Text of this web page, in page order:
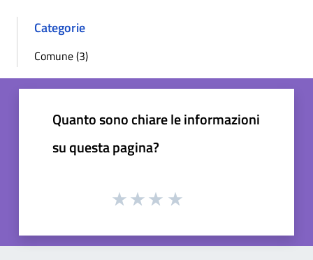
Categorie
Comune (3)
Quanto sono chiare le informazioni
su questa pagina?